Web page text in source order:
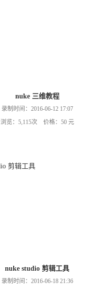
nuke 三维教程
录制时间：2016-06-12 17:07
浏览：5,115次 价格：50 元
nuke studio 剪辑工具
录制时间：2016-06-18 21:36